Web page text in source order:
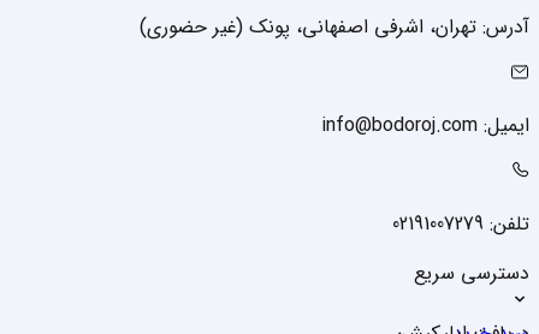
آدرس: تهران، اشرفی اصفهانی، پونک (غیر حضوری)
ایمیل: info@bodoroj.com
تلفن: 02191007279
دسترسی سریع